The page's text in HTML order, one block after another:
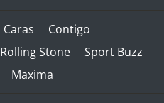
Caras
Contigo
Rolling Stone
Sport Buzz
Maxima